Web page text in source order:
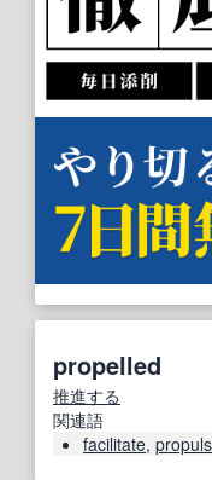
propelled
推進する
関連語
facilitate,